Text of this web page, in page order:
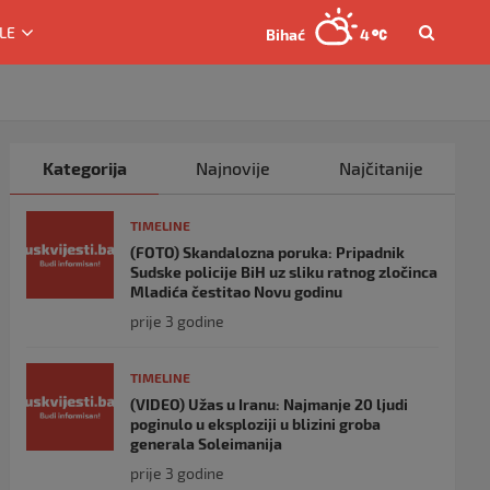
Bihać 4
Kategorija Najnovije Najčitanije
TIMELINE
(FOTO) Skandalozna poruka: Pripadnik
Sudske policije BiH uz sliku ratnog zločinca
Mladića čestitao Novu godinu
prije 3 godine
TIMELINE
(VIDEO) Užas u Iranu: Najmanje 20 ljudi
poginulo u eksploziji u blizini groba
generala Soleimanija
prije 3 godine